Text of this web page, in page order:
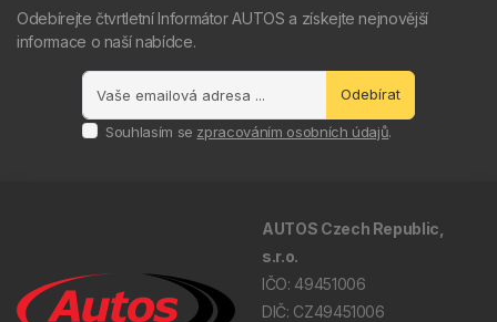
Odebírejte čtvrtletní Informátor AUTOS a získejte nejnovější
informace o naší nabídce.
Odebírat
Souhlasím se zpracováním osobních údajů.
AUTOS Czech Republic,
s.r.o.
IČO: 49451006
DIČ: CZ49451006